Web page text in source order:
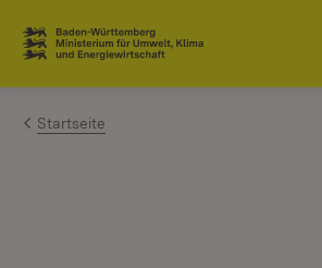
Zum Inhalt springen
Link zur Startseite
Startseite